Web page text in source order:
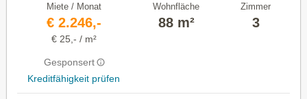
Miete / Monat
€ 2.246,-
€ 25,- / m²
Gesponsert
Kreditfähigkeit prüfen
Wohnfläche
88 m²
Zimmer
3